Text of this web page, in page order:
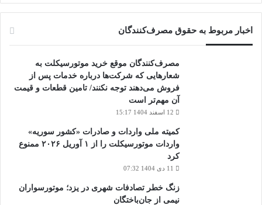
اخبار مربوط به حقوق مصرف‌کنندگان
مصرف‌کنندگان موقع خرید موتورسیکلت به
شعارهایی که شرکت‌ها درباره خدمات پس از
فروش می‌دهند توجه نکنند/ تامین قطعات و قیمت
آن مهم‌تر است
12 اسفند 1404 15:17
کمیته ملی واردات و صادرات «کشور سوریه»
واردات موتورسیکلت را از ۱ آوریل ۲۰۲۶ ممنوع
کرد
11 دی 1404 07:32
زنگ خطر تصادفات شهری در یزد؛ موتورسواران
نیمی از جان‌باختگان